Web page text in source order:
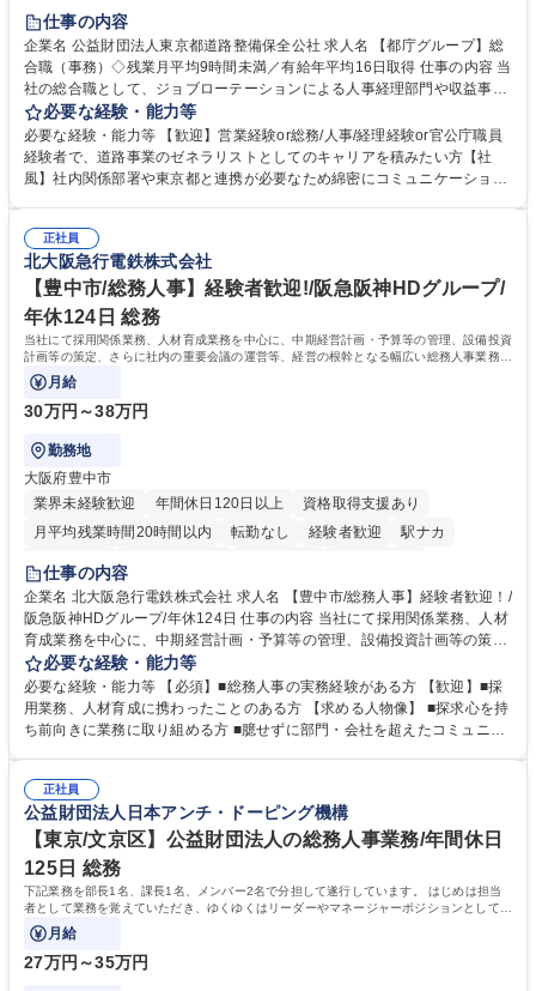
研修あり
退職金あり
駅近5分以内
資格取得手当あり 食事補助あり
仕事の内容
企業名 公益財団法人東京都道路整備保全公社 求人名 【都庁グループ】総
合職（事務）◇残業月平均9時間未満／有給年平均16日取得 仕事の内容 当
社の総合職として、ジョブローテーションによる人事経理部門や収益事業
等のフロント部門の部署等幅広い部署での業務をお任せいたします。研修
制度やキャリア支援が充実しております！ ※下記業務詳細 【業務詳細】■
管理部門：広報、人事、経理など当公社の運営に係る管理業務 ■収益部
門：駐車場の新規開拓、管理運営、新宿駅西口広場の「イベントコーナ
道路施設や道路工事現場の見学ツアー事業 ※入社後は上記いずれかの部門
へ配属。※業務内容変更の範囲：会社の定める業務 募集職種 【都庁グル
ープ】総合職（事務）◇残業月平均9時間未満／有給年平均16日取得
必要な経験・能力等
必要な経験・能力等 【歓迎】営業経験or総務/人事/経理経験or官公庁職員
経験者で、道路事業のゼネラリストとしてのキャリアを積みたい方【社
風】社内関係部署や東京都と連携が必要なため綿密にコミュニケーション
部門など多岐に渡る業務を経験できます。 ■様々なプロジェクト：駐車場
事業の他、新宿駅西口広場内に設置された照明を兼ねた広告「ブライトサ
イン」の管理運営を行うなど、事業収益を生み出す活動を積極的に行って
います。 学歴・資格 学歴：大学院 大学 高専 短大 専修学校 高校 語学力：
資格：
正社員
北大阪急行電鉄株式会社
【豊中市/総務人事】経験者歓迎!/阪急阪神HDグループ/
年休124日 総務
当社にて採用関係業務、人材育成業務を中心に、中期経営計画・予算等の管理、設備投資
計画等の策定、さらに社内の重要会議の運営等、経営の根幹となる幅広い総務人事業務全
般を担当していただきます。
月給
30万円～38万円
勤務地
大阪府豊中市
業界未経験歓迎
年間休日120日以上
資格取得支援あり
月平均残業時間20時間以内
転勤なし 経験者歓迎
駅ナカ
退職金あり
土日祝休み
服装自由 昼食補助あり 食事補助あり
仕事の内容
企業名 北大阪急行電鉄株式会社 求人名 【豊中市/総務人事】経験者歓迎！/
阪急阪神HDグループ/年休124日 仕事の内容 当社にて採用関係業務、人材
育成業務を中心に、中期経営計画・予算等の管理、設備投資計画等の策
定、さらに社内の重要会議の運営等、経営の根幹となる幅広い総務人事業
務全般を担当していただきます。 【主な業務内容】 ■採用関係業務および
人材育成(社員研修)業務の推進 ■中期経営計画および予算等の管理 ■設備
投資計画等の策定 ■社内の重要会議の運営 ■その他総務人事業務全般 【入
務人事】経験者歓迎！/阪急阪神HDグループ/年休124日
必要な経験・能力等
必要な経験・能力等 【必須】■総務人事の実務経験がある方 【歓迎】■採
用業務、人材育成に携わったことのある方 【求める人物像】 ■探求心を持
ち前向きに業務に取り組める方 ■臆せずに部門・会社を超えたコミュニケ
囲のメンバーと協調しつつ主体性を持って能動的に業務を推進できる方 学
歴・資格 学歴：大学院 大学 高専 短大 専修学校 高校 語学力： 資格：
正社員
公益財団法人日本アンチ・ドーピング機構
【東京/文京区】公益財団法人の総務人事業務/年間休日
125日 総務
下記業務を部長1名、課長1名、メンバー2名で分担して遂行しています。 はじめは担当
者として業務を覚えていただき、ゆくゆくはリーダーやマネージャーポジションとして活
躍いただくことを期待しています。
月給
27万円～35万円